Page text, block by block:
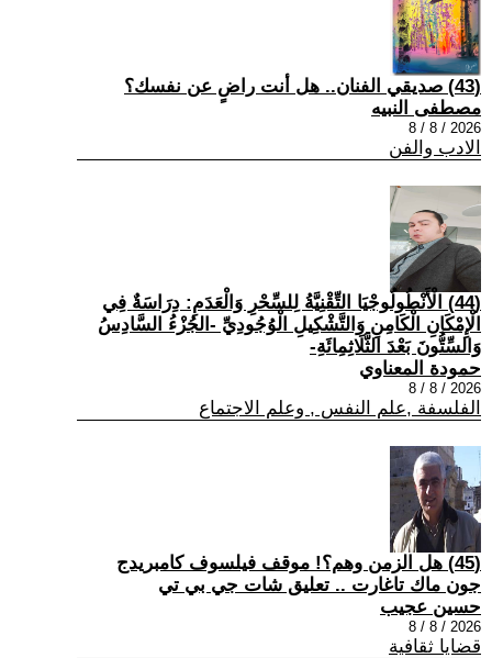
(43) صديقي الفنان.. هل أنت راضٍ عن نفسك؟
مصطفى النبيه
2026 / 8 / 8
الادب والفن
(44) الْأَنْطُولُوجْيَا التِّقْنِيَّةُ لِلسِّحْرِ وَالْعَدَمِ: دِرَاسَةٌ فِي
الْإِمْكَانِ الْكَامِنِ وَالتَّشْكِيلِ الْوُجُودِيِّ -الجُزْءُ السَّادِسُ
وَالسِّتُّونَ بَعْدَ الثَّلَاثِمِائَةِ-
حمودة المعناوي
2026 / 8 / 8
الفلسفة ,علم النفس , وعلم الاجتماع
(45) هل الزمن وهم؟! موقف فيلسوف كامبريدج
جون ماك تاغارت .. تعليق شات جي بي تي
حسين عجيب
2026 / 8 / 8
قضايا ثقافية